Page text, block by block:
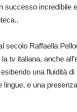
successo incredibile
secolo Raffaella
tv italiana, anche
una fluidità
lingue, e una